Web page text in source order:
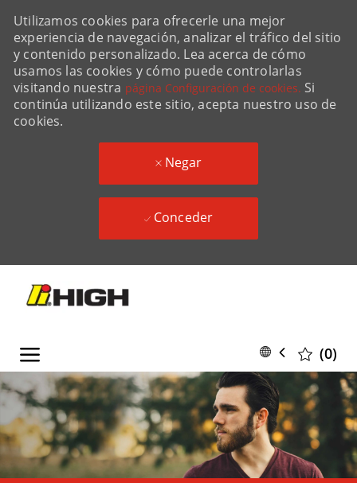
Utilizamos cookies para ofrecerle una mejor
experiencia de navegación, analizar el tráfico del sitio
y contenido personalizado. Lea acerca de cómo
usamos las cookies y cómo puede controlarlas
visitando nuestra página Configuración de cookies. Si
continúa utilizando este sitio, acepta nuestro uso de
cookies.
Negar
Conceder
Language
selected
Spanish
(0)